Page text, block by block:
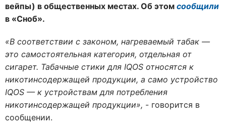
вейпы) в общественных местах. Об этом сообщили
в «Сноб».
«В соответствии с законом, нагреваемый табак —
это самостоятельная категория, отдельная от
сигарет. Табачные стики для IQOS относятся к
никотинсодержащей продукции, а само устройство
IQOS — к устройствам для потребления
никотинсодержащей продукции», - говорится в
сообщении.